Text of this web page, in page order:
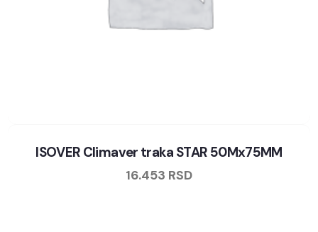
ISOVER Climaver traka STAR 50Mx75MM
16.453 RSD